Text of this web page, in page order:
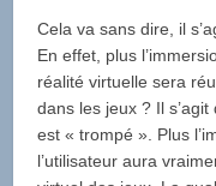
Cela va sans dire, il
En effet, plus
réalité virtuelle sera
dans les jeux ? Il
est « trompé ». Plus
l’utilisateur aura